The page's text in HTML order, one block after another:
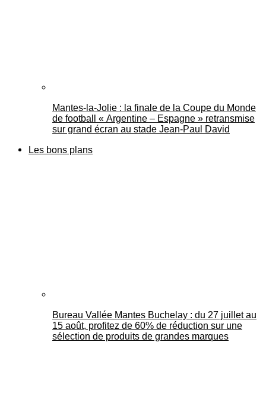
Mantes-la-Jolie : la finale de la Coupe du Monde
de football « Argentine – Espagne » retransmise
sur grand écran au stade Jean-Paul David
Les bons plans
Bureau Vallée Mantes Buchelay : du 27 juillet au
15 août, profitez de 60% de réduction sur une
sélection de produits de grandes marques